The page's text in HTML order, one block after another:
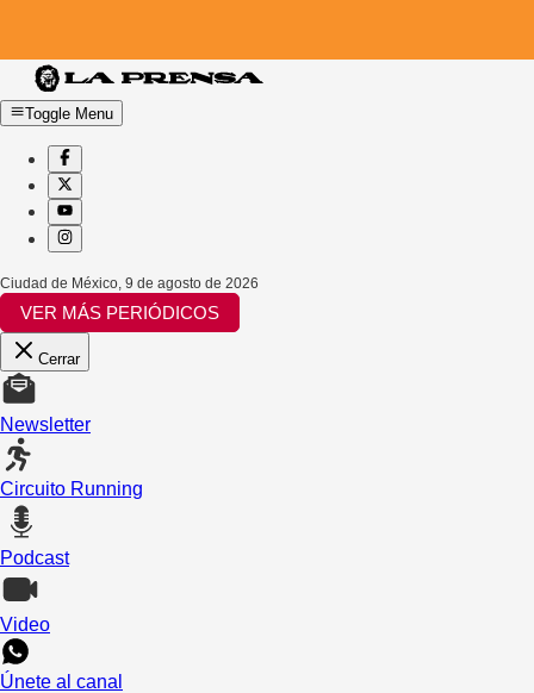
Toggle Menu
Ciudad de México 9 de agosto de 2026
VER MÁS PERIÓDICOS
Cerrar
Newsletter
Circuito Running
Podcast
Video
Únete al canal